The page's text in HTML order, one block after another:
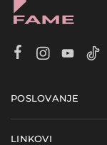
POSLOVANJE
LINKOVI